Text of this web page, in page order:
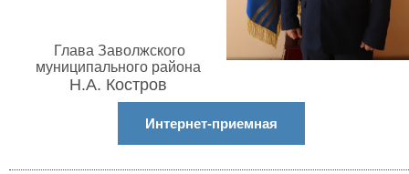
Глава Заволжского
муниципального района
Н.А. Костров
Интернет-приемная